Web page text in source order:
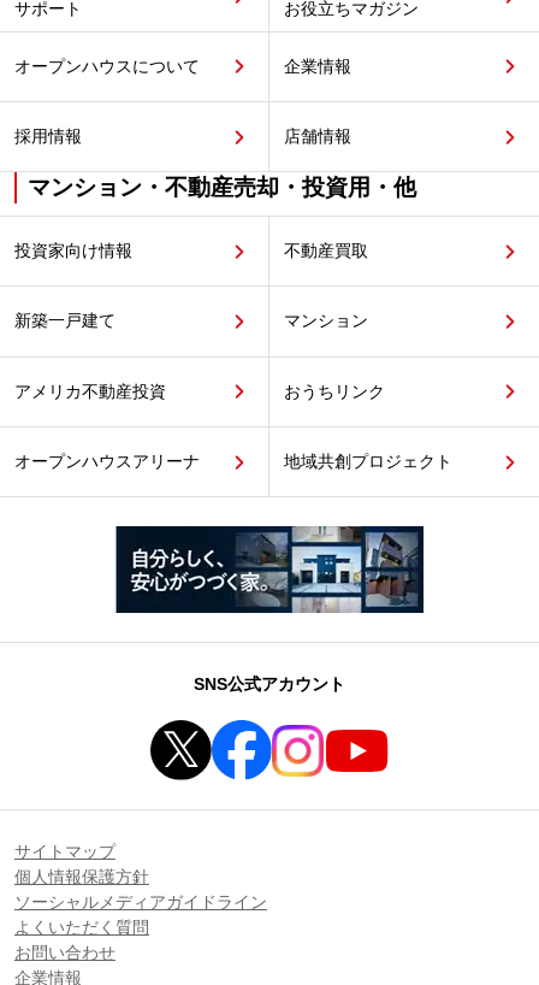
サポート
お役立ちマガジン
オープンハウスについて 企業情報
採用情報 店舗情報
マンション・不動産売却・投資用・他
投資家向け情報 不動産買取
新築一戸建て マンション
アメリカ不動産投資 おうちリンク
オープンハウスアリーナ 地域共創プロジェクト
SNS公式アカウント
サイトマップ
個人情報保護方針
ソーシャルメディアガイドライン
よくいただく質問
お問い合わせ
企業情報